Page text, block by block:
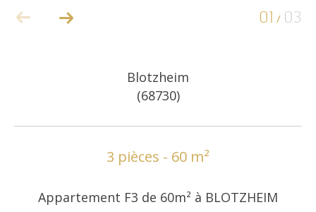
01 / 03
Blotzheim
(68730)
3 pièces - 60 m²
Appartement F3 de 60m² à BLOTZHEIM
NOUVEAUTÉS
RECHERCHER